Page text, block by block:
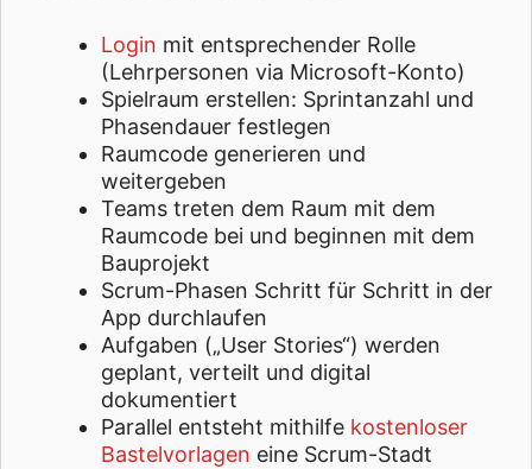
Login mit entsprechender Rolle
(Lehrpersonen via Microsoft-Konto)
Spielraum erstellen: Sprintanzahl und
Phasendauer festlegen
Raumcode generieren und
weitergeben
Teams treten dem Raum mit dem
Raumcode bei und beginnen mit dem
Bauprojekt
Scrum-Phasen Schritt für Schritt in der
App durchlaufen
Aufgaben („User Stories“) werden
geplant, verteilt und digital
dokumentiert
Parallel entsteht mithilfe kostenloser
Bastelvorlagen eine Scrum-Stadt